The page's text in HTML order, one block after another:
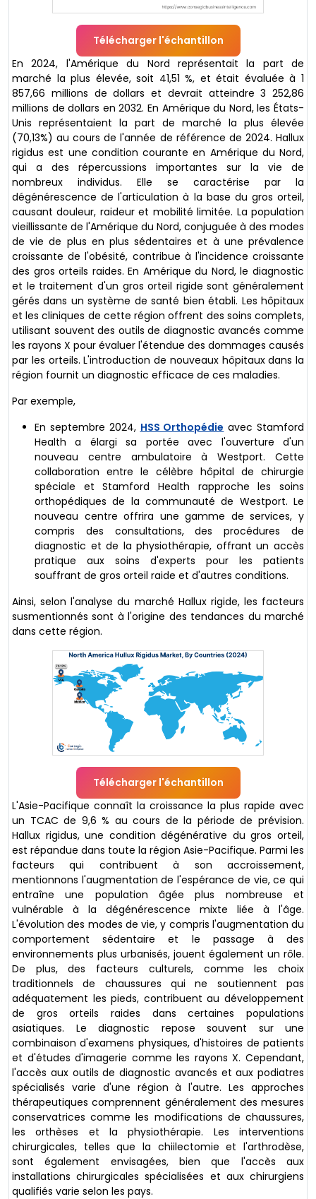
Télécharger l'échantillon
En 2024, l'Amérique du Nord représentait la part de
marché la plus élevée, soit 41,51 %, et était évaluée à 1
857,66 millions de dollars et devrait atteindre 3 252,86
millions de dollars en 2032. En Amérique du Nord, les États-
Unis représentaient la part de marché la plus élevée
(70,13%) au cours de l'année de référence de 2024. Hallux
rigidus est une condition courante en Amérique du Nord,
qui a des répercussions importantes sur la vie de
nombreux individus. Elle se caractérise par la
dégénérescence de l'articulation à la base du gros orteil,
causant douleur, raideur et mobilité limitée. La population
vieillissante de l'Amérique du Nord, conjuguée à des modes
de vie de plus en plus sédentaires et à une prévalence
croissante de l'obésité, contribue à l'incidence croissante
des gros orteils raides. En Amérique du Nord, le diagnostic
et le traitement d'un gros orteil rigide sont généralement
gérés dans un système de santé bien établi. Les hôpitaux
et les cliniques de cette région offrent des soins complets,
utilisant souvent des outils de diagnostic avancés comme
les rayons X pour évaluer l'étendue des dommages causés
par les orteils. L'introduction de nouveaux hôpitaux dans la
région fournit un diagnostic efficace de ces maladies.
Par exemple,
En septembre 2024, HSS Orthopédie avec Stamford
Health a élargi sa portée avec l'ouverture d'un
nouveau centre ambulatoire à Westport. Cette
collaboration entre le célèbre hôpital de chirurgie
spéciale et Stamford Health rapproche les soins
orthopédiques de la communauté de Westport. Le
nouveau centre offrira une gamme de services, y
compris des consultations, des procédures de
diagnostic et de la physiothérapie, offrant un accès
pratique aux soins d'experts pour les patients
souffrant de gros orteil raide et d'autres conditions.
Ainsi, selon l'analyse du marché Hallux rigide, les facteurs
susmentionnés sont à l'origine des tendances du marché
dans cette région.
Télécharger l'échantillon
L'Asie-Pacifique connaît la croissance la plus rapide avec
un TCAC de 9,6 % au cours de la période de prévision.
Hallux rigidus, une condition dégénérative du gros orteil,
est répandue dans toute la région Asie-Pacifique. Parmi les
facteurs qui contribuent à son accroissement,
mentionnons l'augmentation de l'espérance de vie, ce qui
entraîne une population âgée plus nombreuse et
vulnérable à la dégénérescence mixte liée à l'âge.
L'évolution des modes de vie, y compris l'augmentation du
comportement sédentaire et le passage à des
environnements plus urbanisés, jouent également un rôle.
De plus, des facteurs culturels, comme les choix
traditionnels de chaussures qui ne soutiennent pas
adéquatement les pieds, contribuent au développement
de gros orteils raides dans certaines populations
asiatiques. Le diagnostic repose souvent sur une
combinaison d'examens physiques, d'histoires de patients
et d'études d'imagerie comme les rayons X. Cependant,
l'accès aux outils de diagnostic avancés et aux podiatres
spécialisés varie d'une région à l'autre. Les approches
thérapeutiques comprennent généralement des mesures
conservatrices comme les modifications de chaussures,
les orthèses et la physiothérapie. Les interventions
chirurgicales, telles que la chiilectomie et l'arthrodèse,
sont également envisagées, bien que l'accès aux
installations chirurgicales spécialisées et aux chirurgiens
qualifiés varie selon les pays.